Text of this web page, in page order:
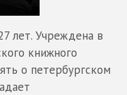
лет. Учреждена в
книжного
о петербургском